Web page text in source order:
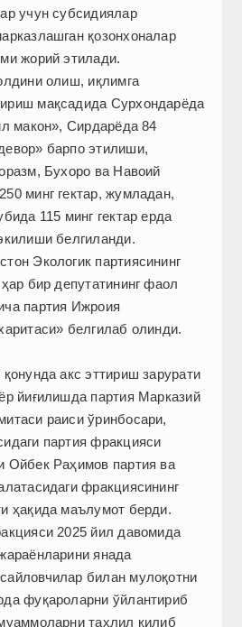
учун субсидиялар
қозонхоналар
жорий этилади.
олиш, иқлимга
мақсадида Сурхондарёда
макон», Сирдарёда 84
барпо этилиши,
Бухоро ва Навоий
минг гектар, жумладан,
115 минг гектар ерда
белгиланди.
Экологик партиясининг
бир депутатининг фаол
партия Ижроия
белгилаб олинди.
акс эттириш зарурати
йиғилишда партия Марказий
раиси ўринбосари,
партия фракцияси
Ойбек Раҳимов партия ва
фракциясининг
ҳақида маълумот берди.
2025 йил давомида
янада
билан мулоқотни
фуқароларни ўйлантириб
таҳлил қилиб